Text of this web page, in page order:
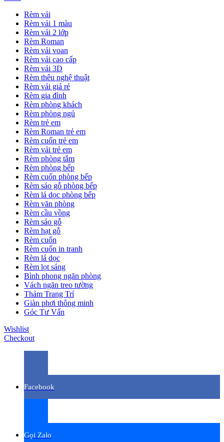
Rèm vải
Rèm vải 1 màu
Rèm vải 2 lớp
Rèm Roman
Rèm vải voan
Rèm vải cao cấp
Rèm vải 3D
Rèm thêu nghệ thuật
Rèm vải giá rẻ
Rèm gia đình
Rèm phòng khách
Rèm phòng ngủ
Rèm trẻ em
Rèm Roman trẻ em
Rèm cuốn trẻ em
Rèm vải trẻ em
Rèm phòng tắm
Rèm phòng bếp
Rèm cuốn phòng bếp
Rèm sáo gỗ phòng bếp
Rèm lá dọc phòng bếp
Rèm văn phòng
Rèm cầu vồng
Rèm sáo gỗ
Rèm hạt gỗ
Rèm cuốn
Rèm cuốn in tranh
Rèm lá dọc
Rèm lọt sáng
Bình phong ngăn phòng
Vách ngăn treo tường
Thảm Trang Trí
Giàn phơi thông minh
Góc Tư Vấn
Wishlist
Checkout
Facebook
Gọi Zalo